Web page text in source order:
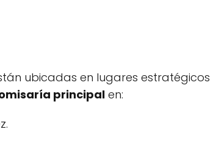
ubicadas en lugares
principal en: